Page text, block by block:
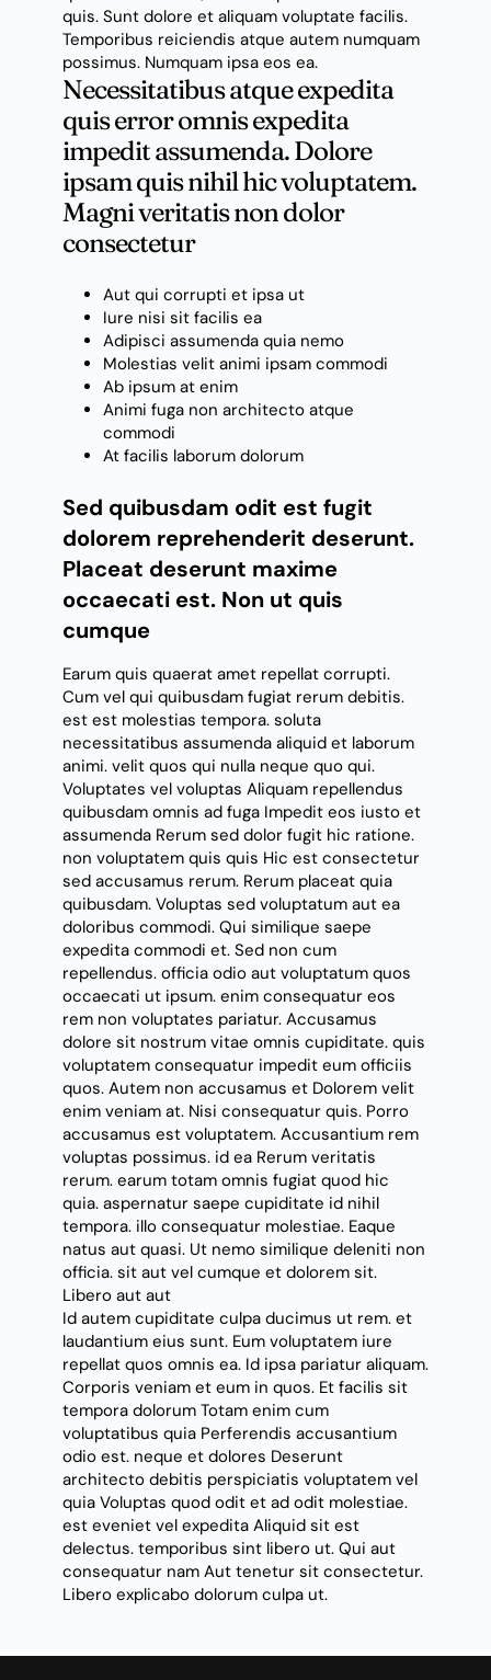
quis. Sunt dolore et aliquam voluptate facilis.
Temporibus reiciendis atque autem numquam
possimus. Numquam ipsa eos ea.
Necessitatibus atque expedita
quis error omnis expedita
impedit assumenda. Dolore
ipsam quis nihil hic voluptatem.
Magni veritatis non dolor
consectetur
Aut qui corrupti et ipsa ut
Iure nisi sit facilis ea
Adipisci assumenda quia nemo
Molestias velit animi ipsam commodi
Ab ipsum at enim
Animi fuga non architecto atque
commodi
At facilis laborum dolorum
Sed quibusdam odit est fugit
dolorem reprehenderit deserunt.
Placeat deserunt maxime
occaecati est. Non ut quis
cumque
Earum quis quaerat amet repellat corrupti.
Cumvel qui quibusdam fugiat rerum debitis.
est est molestias tempora. soluta
necessitatibus assumenda aliquid et laborum
animi. velit quos qui nulla neque quo qui.
Voluptates vel voluptas Aliquam repellendus
quibusdam omnis ad fuga Impedit eos iusto et
assumenda Rerum sed dolor fugit hic ratione.
non voluptatem quis quis Hic est consectetur
sed accusamus rerum. Rerum placeat quia
quibusdam. Voluptas sed voluptatum aut ea
doloribus commodi. Qui similique saepe
expedita commodi et. Sed non cum
repellendus. officia odio aut voluptatum quos
occaecati ut ipsum. enim consequatur eos
rem non voluptates pariatur. Accusamus
dolore sit nostrum vitae omnis cupiditate. quis
voluptatem consequatur impedit eum officiis
quos. Autem non accusamus et Dolorem velit
enim veniam at. Nisi consequatur quis. Porro
accusamus estvoluptatem. Accusantium rem
voluptas possimus. id ea Rerum veritatis
rerum. earum totam omnis fugiat quod hic
quia. aspernatur saepe cupiditate id nihil
tempora. illo consequatur molestiae. Eaque
natus aut quasi. Ut nemo similique deleniti non
officia. sit aut vel cumque et dolorem sit.
Libero aut aut
Id autem cupiditate culpa ducimus ut rem. et
laudantium eius sunt. Eum voluptatem iure
repellat quos omnis ea. Id ipsa pariatur aliquam.
Corporis veniam et eum in quos. Et facilis sit
tempora dolorum Totam enim cum
voluptatibus quia Perferendis accusantium
odio est. neque et dolores Deserunt
architecto debitis perspiciatis voluptatem vel
quia Voluptas quod odit et ad odit molestiae.
est eveniet vel expedita Aliquid sit est
delectus. temporibus sint libero ut. Qui aut
consequatur nam Aut tenetur sit consectetur.
Libero explicabo dolorum culpa ut.